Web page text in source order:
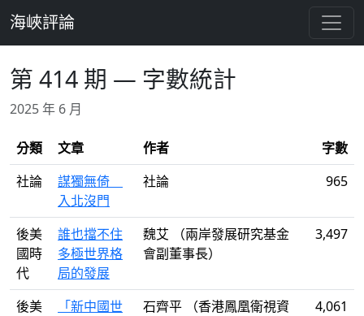
海峽評論
第 414 期 — 字數統計
2025 年 6 月
分類 文章 作者
字數
社論
謀獨無倚
入北沒門
社論 965
後美
國時
代
誰也擋不住
多極世界格
局的發展
魏艾 （兩岸發展研究基金
會副董事長）
3,497
後美
「新中國世
石齊平 （香港鳳凰衛視資
4,061